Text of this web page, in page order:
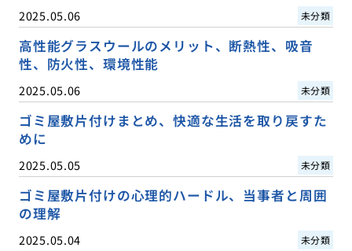
2025.05.06 未分類
高性能グラスウールのメリット、断熱性、吸音
性、防火性、環境性能
2025.05.06 未分類
ゴミ屋敷片付けまとめ、快適な生活を取り戻すた
めに
2025.05.05 未分類
ゴミ屋敷片付けの心理的ハードル、当事者と周囲
の理解
2025.05.04 未分類